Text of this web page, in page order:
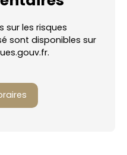
sur les risques
sont disponibles sur